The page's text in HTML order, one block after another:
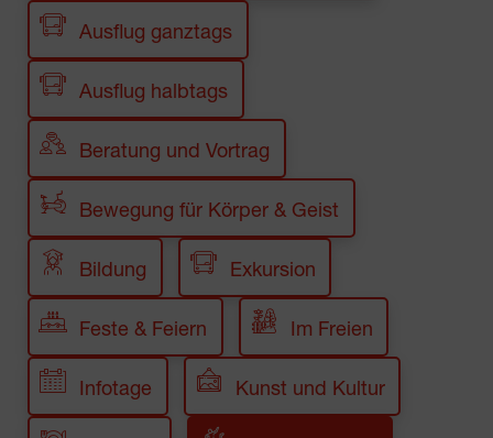
Ausflug ganztags
Ausflug halbtags
Beratung und Vortrag
Bewegung für Körper & Geist
Bildung Exkursion
Feste & Feiern Im Freien
Infotage Kunst und Kultur